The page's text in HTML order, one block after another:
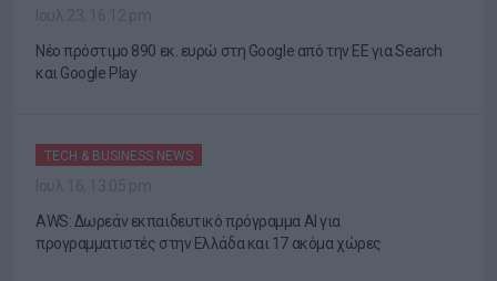
Νέο πρόστιμο 890 εκ. ευρώ στη Google από την ΕΕ για Search
και Google Play
TECH & BUSINESS NEWS
AWS: Δωρεάν εκπαιδευτικό πρόγραμμα AI για
προγραμματιστές στην Ελλάδα και 17 ακόμα χώρες